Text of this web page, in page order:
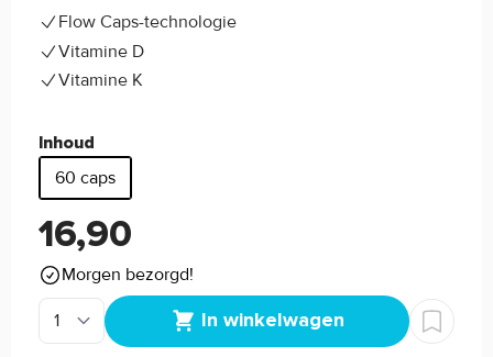
Flow Caps-technologie
Vitamine D
Vitamine K
Inhoud
60 caps
16,90
Morgen bezorgd!
In winkelwagen